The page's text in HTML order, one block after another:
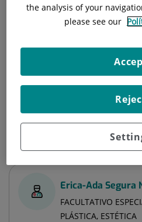
Paul David
PLÁSTICA, ESTÉTICA
Cirugía Plástica,
Erica-Ada Segura
FACULTATIVO
PLÁSTICA, ESTÉTICA
the analysis of your
please see our